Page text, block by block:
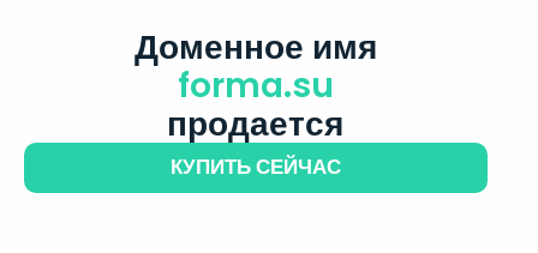
Доменное имя
forma.su
продается
КУПИТЬ СЕЙЧАС